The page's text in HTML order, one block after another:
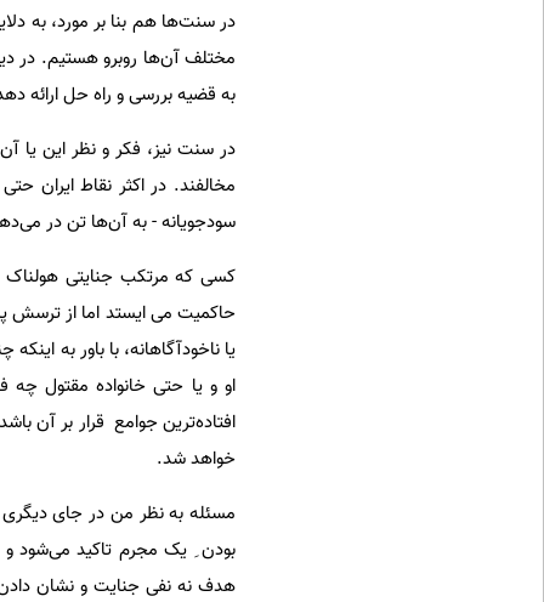
در سنت‌ها هم بنا بر مورد، به
مختلف آن‌ها روبرو هستیم. در
به قضیه بررسی و راه حل ارائه
در سنت نیز، فکر و نظر این یا
مخالفند. در اکثر نقاط ایران
سودجویانه - به آن‌ها تن در
کسی که مرتکب جنایتی هولناک
حاکمیت می ایستد اما از ترسش
یا ناخودآگاهانه، با باور به
او و یا حتی خانواده مقتول چه
افتاده‌ترین جوامع قرار بر آن
خواهد شد.
مسئله به نظر من در جای دیگری
بودن ِ یک مجرم تاکید می‌شود و
هدف نه نفی جنایت و نشان